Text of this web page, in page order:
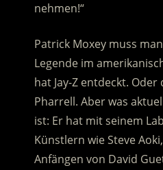
nehmen!“
Patrick Moxey muss
Legende im
hat Jay-Z entdeckt. Oder
Pharrell. Aber was
ist: Er hat mit seinem
Künstlern wie Steve
Anfängen von David